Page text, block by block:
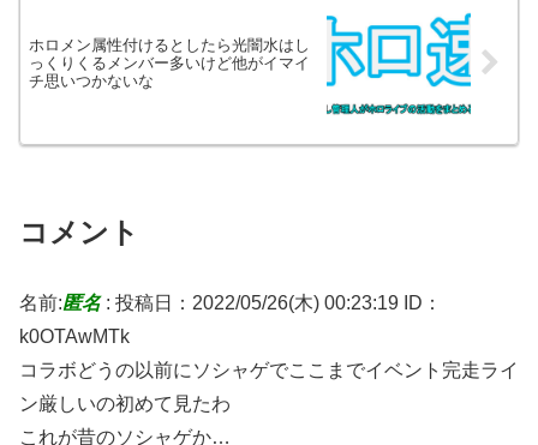
ホロメン属性付けるとしたら光闇水はし
っくりくるメンバー多いけど他がイマイ
チ思いつかないな
コメント
名前:匿名: 投稿日：2022/05/26(木) 00:23:19 ID：
k0OTAwMTk
コラボどうの以前にソシャゲでここまでイベント完走ライ
ン厳しいの初めて見たわ
これが昔のソシャゲか…